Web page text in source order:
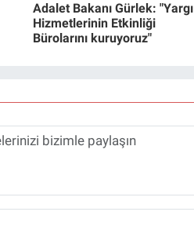
Adalet Bakanı Gürlek: "Yargı
Hizmetlerinin Etkinliği
Bürolarını kuruyoruz"